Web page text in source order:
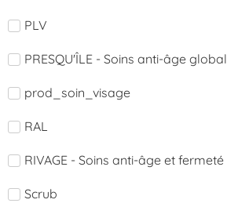
PLV
PRESQU'ÎLE - Soins anti-âge global
prod_soin_visage
RAL
RIVAGE - Soins anti-âge et fermeté
Scrub